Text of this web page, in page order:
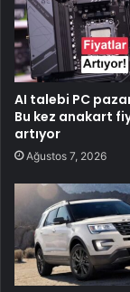
AI talebi PC
Bu kez anakart
artıyor
Ağustos 7, 2026